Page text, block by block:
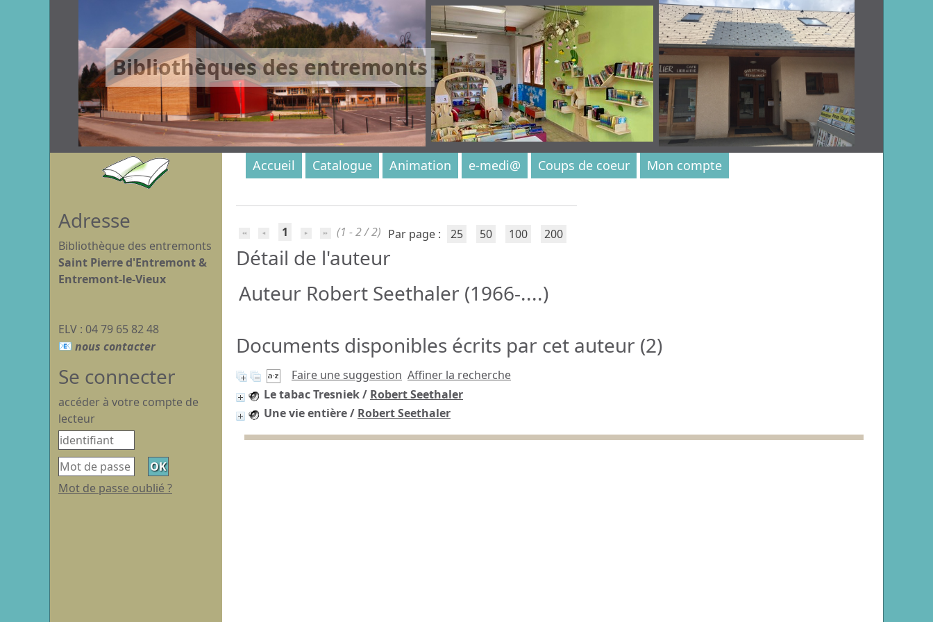
Bibliothèques des entremonts
1 (1 - 2 / 2) Par page : 25 50 100 200
Détail de l'auteur
Auteur Robert Seethaler (1966-....)
Documents disponibles écrits par cet auteur (2)
Faire une suggestion Affiner la recherche
Le tabac Tresniek/ Robert Seethaler
Une vie entière/ Robert Seethaler
Accueil Catalogue Animation e-medi@ Coups de coeur Mon compte
Adresse
Bibliothèque des entremonts
Saint Pierre d'Entremont &
Entremont-le-Vieux
ELV : 04 79 65 82 48
Se connecter
accéder à votre compte de
lecteur
Mot de passe oublié ?